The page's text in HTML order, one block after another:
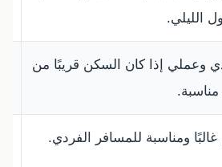
الليلي.
وعملي إذا كان السكن قريبًا من
ومناسبة للمسافر الفردي.